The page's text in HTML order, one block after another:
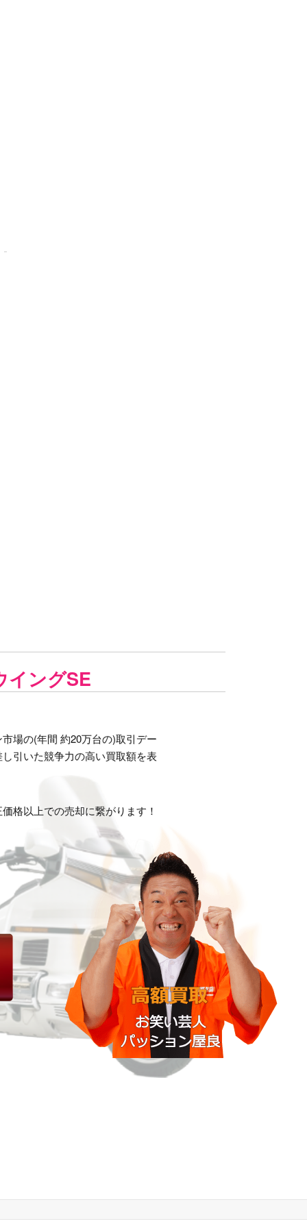
イングSE
場の(年間 約20万台の)取引デー
引いた競争力の高い買取額を表
格以上での売却に繋がります！